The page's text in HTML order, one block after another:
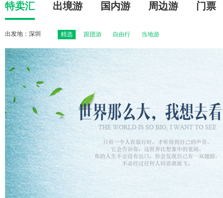
特卖汇 出境游 国内游 周边游 门票
出发地： 深圳 精选 跟团游 自由行 当地游